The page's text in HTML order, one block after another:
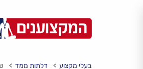
בעלי מקצוע דלתות ממד